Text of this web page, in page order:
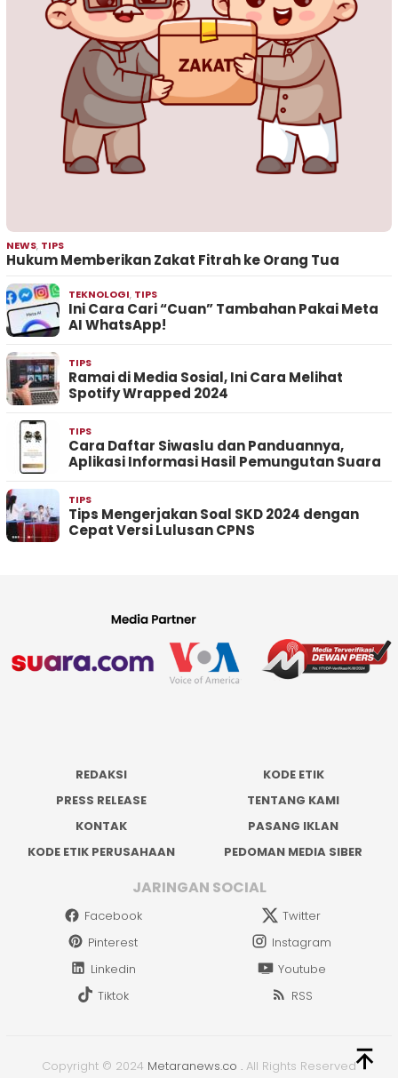
NEWS, TIPS
Hukum Memberikan Zakat Fitrah ke Orang Tua
TEKNOLOGI, TIPS
Ini Cara Cari “Cuan” Tambahan Pakai Meta
AI WhatsApp!
TIPS
Ramai di Media Sosial, Ini Cara Melihat
Spotify Wrapped 2024
TIPS
Cara Daftar Siwaslu dan Panduannya,
Aplikasi Informasi Hasil Pemungutan Suara
TIPS
Tips Mengerjakan Soal SKD 2024 dengan
Cepat Versi Lulusan CPNS
REDAKSI
KODE ETIK
PRESS RELEASE
TENTANG KAMI
KONTAK
PASANG IKLAN
KODE ETIK PERUSAHAAN
PEDOMAN MEDIA SIBER
JARINGAN SOCIAL
Facebook
Twitter
Pinterest
Instagram
Linkedin
Youtube
Tiktok
RSS
Copyright © 2024 Metaranews.co . All Rights Reserved